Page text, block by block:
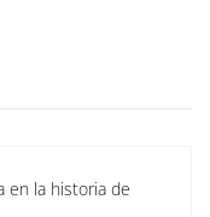
en la historia de